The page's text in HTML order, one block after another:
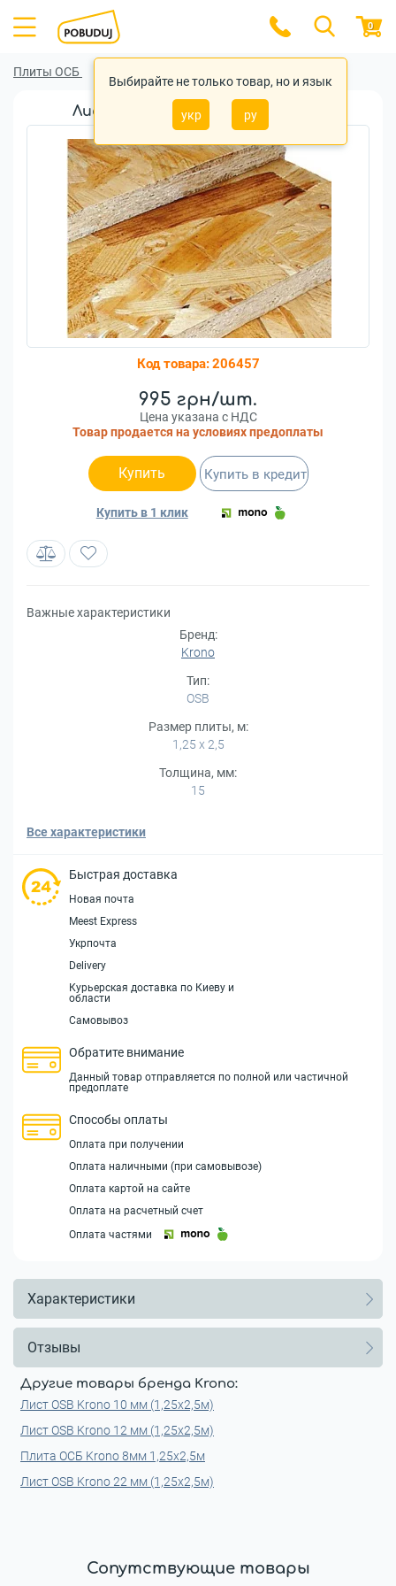
Выбирайте не только товар, но и язык
укр ру
0
Плиты ОСБ
Лист OSB Krono 15 мм (1,25х2,5м)
Код товара:206457
995 грн/шт.
Цена указана с НДС
Товар продается на условиях предоплаты
Купить
Купить в 1 клик
Купить в кредит
Важные характеристики
Бренд:
Krono
Тип:
OSB
Размер плиты, м:
1,25 х 2,5
Толщина, мм:
15
Все характеристики
Быстрая доставка
Новая почта
Meest Express
Укрпочта
Delivery
Курьерская доставка по Киеву и
области
Самовывоз
Обратите внимание
Данный товар отправляется по полной или частичной
предоплате
Способы оплаты
Оплата при получении
Оплата наличными (при самовывозе)
Оплата картой на сайте
Оплата на расчетный счет
Оплата частями
Характеристики
Отзывы
Другие товары бренда Krono:
Лист OSB Krono 10 мм (1,25х2,5м)
Лист OSB Krono 12 мм (1,25х2,5м)
Плита ОСБ Krono 8мм 1,25x2,5м
Лист OSB Krono 22 мм (1,25х2,5м)
Сопутствующие товары